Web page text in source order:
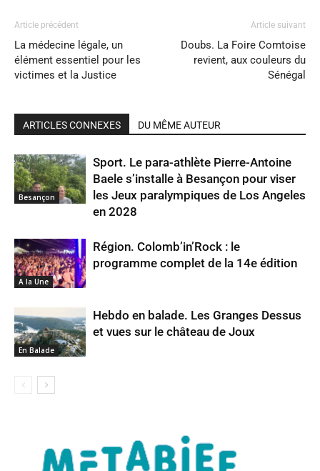
Article précédent
La médecine légale, un
élément essentiel pour les
victimes et la Justice
Article suivant
Doubs. La Foire Comtoise
revient, aux couleurs du
Sénégal
ARTICLES CONNEXES DU MÊME AUTEUR
Besançon
Sport. Le para-athlète Pierre-Antoine
Baele s’installe à Besançon pour viser
les Jeux paralympiques de Los Angeles
en 2028
A la Une
Région. Colomb’in’Rock : le
programme complet de la 14e édition
En Balade
Hebdo en balade. Les Granges Dessus
et vues sur le château de Joux